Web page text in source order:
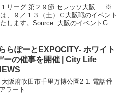
リーグ 第２９節 セレッソ大阪 ... ※
、９／１３（土）Ｃ大阪戦のイベント
します。Source: 大阪のイベントGア
らぽーとEXPOCITY- ホワイト
ーの催事を開催 | City Life
阪府吹田市千里万博公園2-1. 電話番
ラート